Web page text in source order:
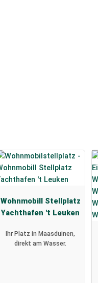
Wohnmobill Stellplatz
Yachthafen 't Leuken
Ihr Platz in Maasduinen,
direkt am Wasser.